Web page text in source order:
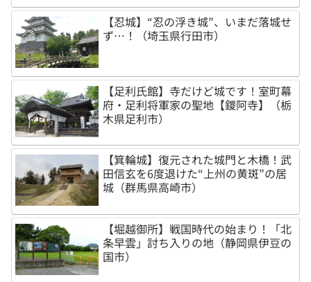
【忍城】“忍の浮き城”、いまだ落城せ
ず…！（埼玉県行田市）
【足利氏館】寺だけど城です！室町幕
府・足利将軍家の聖地【鑁阿寺】（栃
木県足利市）
【箕輪城】復元された城門と木橋！武
田信玄を6度退けた“上州の黄斑”の居
城（群馬県高崎市）
【堀越御所】戦国時代の始まり！「北
条早雲」討ち入りの地（静岡県伊豆の
国市）